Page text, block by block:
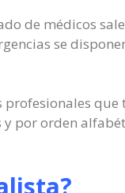
de médicos
se
que
por orden